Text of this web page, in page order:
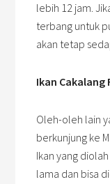
lebih 12 jam.
terbang untuk
akan tetap
Ikan Cakalang
Oleh-oleh lain
berkunjung ke
Ikan yang
lama dan bisa